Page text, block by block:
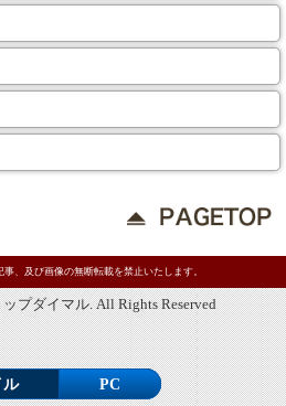
、及び画像の無断転載を禁止いたします。
プダイマル. All Rights Reserved
ル PC